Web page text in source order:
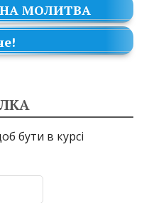
МОЛИТВА
бути в курсі